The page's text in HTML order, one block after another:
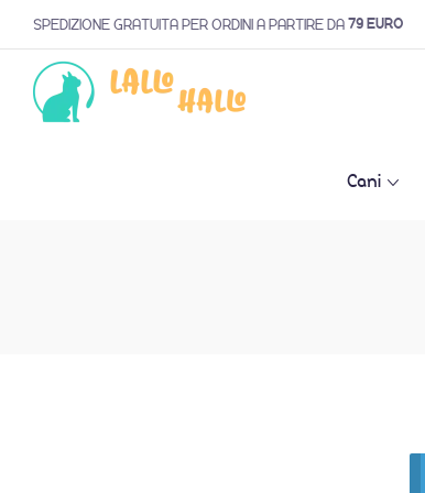
SPEDIZIONE GRATUITA PER ORDINI A PARTIRE DA79 EURO
Cani